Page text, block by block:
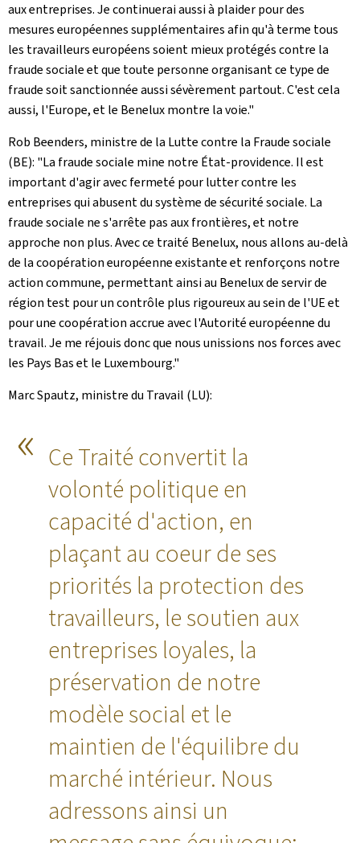
aux entreprises. Je continuerai aussi à plaider pour des
mesures européennes supplémentaires afin qu'à terme tous
les travailleurs européens soient mieux protégés contre la
fraude sociale et que toute personne organisant ce type de
fraude soit sanctionnée aussi sévèrement partout. C'est cela
aussi, l'Europe, et le Benelux montre la voie."
Rob Beenders, ministre de la Lutte contre la Fraude sociale
(BE): "La fraude sociale mine notre État-providence. Il est
important d'agir avec fermeté pour lutter contre les
entreprises qui abusent du système de sécurité sociale. La
fraude sociale ne s'arrête pas aux frontières, et notre
approche non plus. Avec ce traité Benelux, nous allons au-delà
de la coopération européenne existante et renforçons notre
action commune, permettant ainsi au Benelux de servir de
région test pour un contrôle plus rigoureux au sein de l'UE et
pour une coopération accrue avec l'Autorité européenne du
travail. Je me réjouis donc que nous unissions nos forces avec
les Pays Bas et le Luxembourg."
Marc Spautz, ministre du Travail (LU):
Ce Traité convertit la
volonté politique en
capacité d'action, en
plaçant au coeur de ses
priorités la protection des
travailleurs, le soutien aux
entreprises loyales, la
préservation de notre
modèle social et le
maintien de l'équilibre du
marché intérieur. Nous
adressons ainsi un